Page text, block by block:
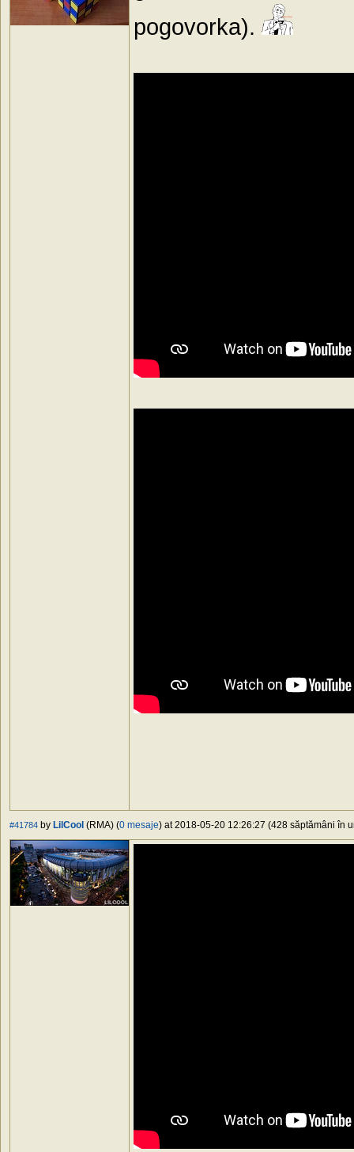
pogovorka).
#41784 by LilCool (RMA) (0 mesaje) at 2018-05-20 12:26:27 (428 săptămâni în